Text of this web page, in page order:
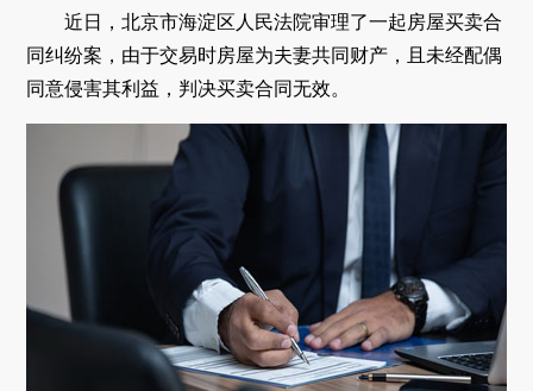
近日，北京市海淀区人民法院审理了一起房屋买卖合
同纠纷案，由于交易时房屋为夫妻共同财产，且未经配偶
同意侵害其利益，判决买卖合同无效。